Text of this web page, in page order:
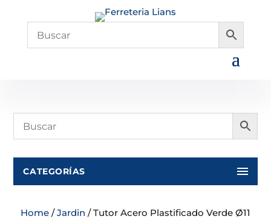
CATEGORÍAS
Home /Jardin / Tutor Acero Plastificado Verde Ø11